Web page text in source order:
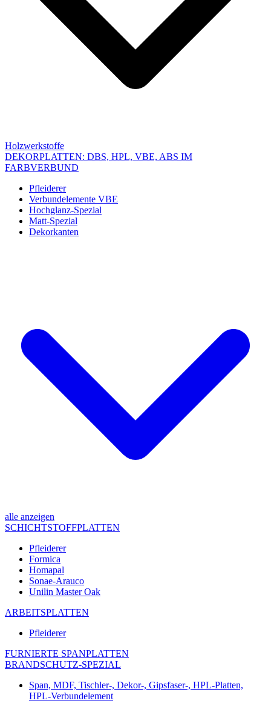
Holzwerkstoffe
DEKORPLATTEN: DBS, HPL, VBE, ABS IM
FARBVERBUND
Pfleiderer
Verbundelemente VBE
Hochglanz-Spezial
Matt-Spezial
Dekorkanten
alle anzeigen
SCHICHTSTOFFPLATTEN
Pfleiderer
Formica
Homapal
Sonae-Arauco
Unilin Master Oak
ARBEITSPLATTEN
Pfleiderer
FURNIERTE SPANPLATTEN
BRANDSCHUTZ-SPEZIAL
Span, MDF, Tischler-, Dekor-, Gipsfaser-, HPL-Platten,
HPL-Verbundelement